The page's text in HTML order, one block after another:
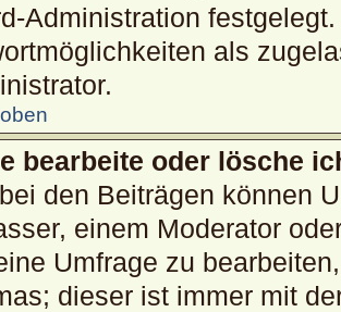
Administration
als
bearbeite oder lösche
den Beiträgen können
einem Moderator
Umfrage zu
dieser ist immer mit